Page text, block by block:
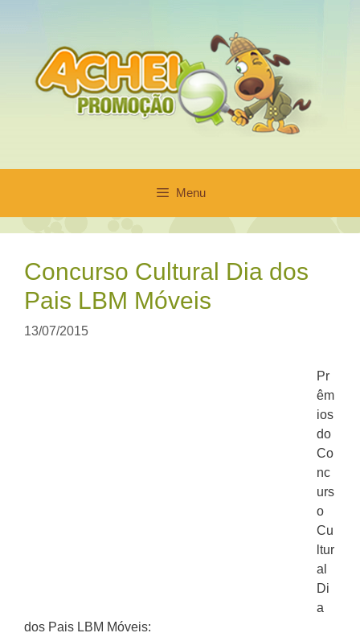
conteúdo
Menu
Concurso Cultural Dia dos
Pais LBM Móveis
13/07/2015
Pr
êm
ios
do
Co
nc
urs
o
Cu
ltur
al
Di
a
dos Pais LBM Móveis: